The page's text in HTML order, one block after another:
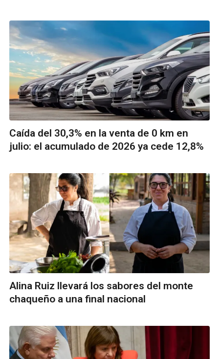
Caída del 30,3% en la venta de 0 km en
julio: el acumulado de 2026 ya cede 12,8%
Alina Ruiz llevará los sabores del monte
chaqueño a una final nacional